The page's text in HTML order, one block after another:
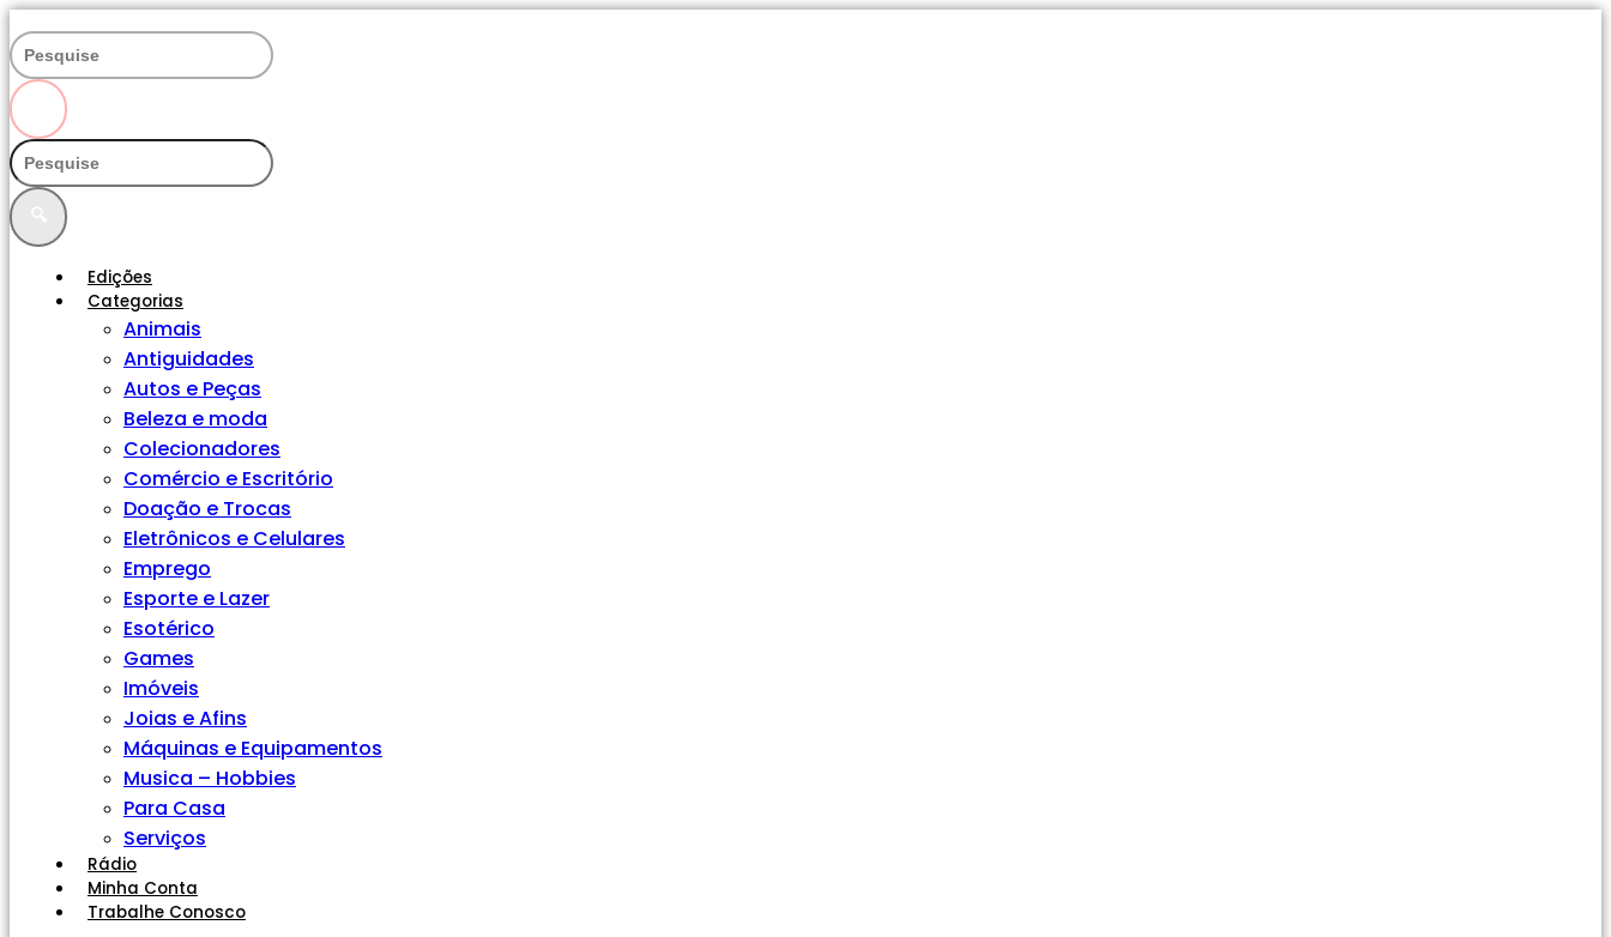
para
o
conteúdo
Edições
Categorias
Animais
Antiguidades
Autos e Peças
Beleza e moda
Colecionadores
Comércio e Escritório
Doação e Trocas
Eletrônicos e Celulares
Emprego
Esporte e Lazer
Esotérico
Games
Imóveis
Joias e Afins
Máquinas e Equipamentos
Musica – Hobbies
Para Casa
Serviços
Rádio
Minha Conta
Trabalhe Conosco